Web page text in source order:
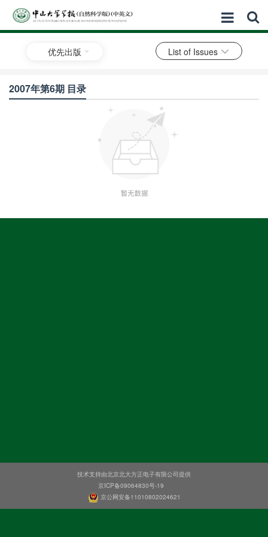
优先出版 List of Issues
2007年第6期 目录
技术支持由北京北大方正电子有限公司提供
京ICP备09064830号-19
京公网安备11010802024621